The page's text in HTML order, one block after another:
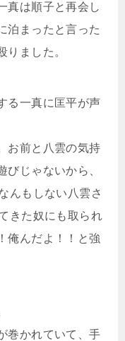
真は順子と再会し
泊まったと言った
りました。
る一真に匡平が声
お前と八雲の気持
びじゃないから、
んもしない八雲さ
きた奴にも取られ
俺んだよ！！と強
巻かれていて、手